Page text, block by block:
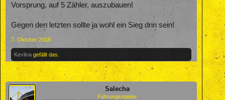
Vorsprung, auf 5 Zähler, auszubauen!
Gegen den letzten sollte ja wohl ein Sieg drin sein!
7. Oktober 2018
Kevlina gefällt das.
Salecha
Führungsspieler